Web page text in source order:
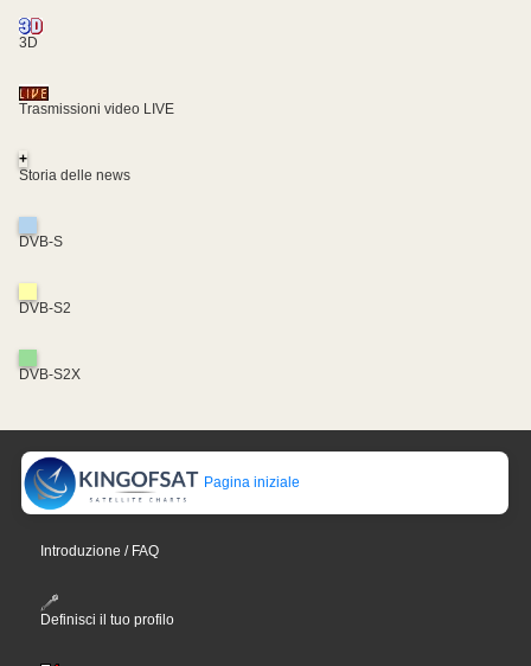
3D
Trasmissioni video LIVE
+
Storia delle news
DVB-S
DVB-S2
DVB-S2X
Pagina iniziale
Introduzione / FAQ
Definisci il tuo profilo